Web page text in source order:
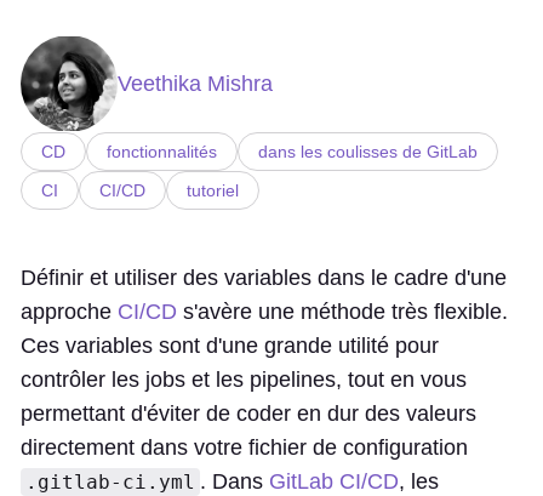
Veethika Mishra
CD fonctionnalités
dans les coulisses de GitLab
CI
CI/CD tutoriel
Définir et utiliser des variables dans le cadre d'une
approche CI/CD s'avère une méthode très flexible.
Ces variables sont d'une grande utilité pour
contrôler les jobs et les pipelines, tout en vous
permettant d'éviter de coder en dur des valeurs
directement dans votre fichier de configuration
.gitlab-ci.yml . Dans GitLab CI/CD, les